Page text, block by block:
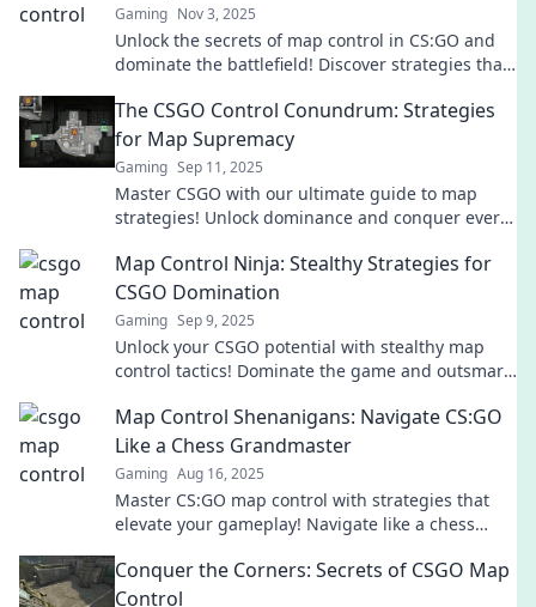
Gaming Nov 3, 2025
Unlock the secrets of map control in CS:GO and
dominate the battlefield! Discover strategies that
The CSGO Control Conundrum: Strategies
for Map Supremacy
Gaming Sep 11, 2025
Master CSGO with our ultimate guide to map
strategies! Unlock dominance and conquer every
Map Control Ninja: Stealthy Strategies for
CSGO Domination
Gaming Sep 9, 2025
Unlock your CSGO potential with stealthy map
control tactics! Dominate the game and outsmart
Map Control Shenanigans: Navigate CS:GO
Like a Chess Grandmaster
Gaming Aug 16, 2025
Master CS:GO map control with strategies that
elevate your gameplay! Navigate like a chess
Conquer the Corners: Secrets of CSGO Map
Control